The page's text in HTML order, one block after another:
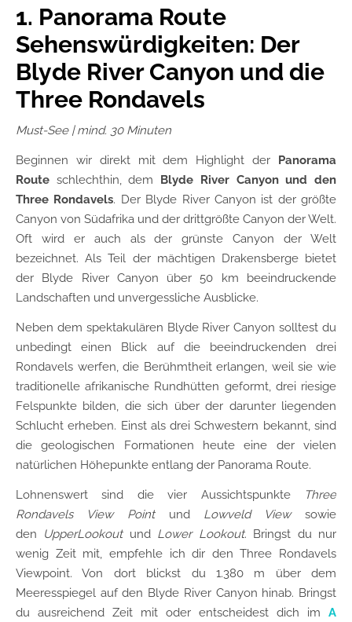
1. Panorama Route
Sehenswürdigkeiten: Der
Blyde River Canyon und die
Three Rondavels
Must-See | mind. 30 Minuten
Beginnen wir direkt mit dem Highlight der Panorama
Route schlechthin, dem Blyde River Canyon und den
Three Rondavels. Der Blyde River Canyon ist der größte
Canyon von Südafrika und der drittgrößte Canyon der Welt.
Oft wird er auch als der grünste Canyon der Welt
bezeichnet. Als Teil der mächtigen Drakensberge bietet
der Blyde River Canyon über 50 km beeindruckende
Landschaften und unvergessliche Ausblicke.
Neben dem spektakulären Blyde River Canyon solltest du
unbedingt einen Blick auf die beeindruckenden drei
Rondavels werfen, die Berühmtheit erlangen, weil sie wie
traditionelle afrikanische Rundhütten geformt, drei riesige
Felspunkte bilden, die sich über der darunter liegenden
Schlucht erheben. Einst als drei Schwestern bekannt, sind
die geologischen Formationen heute eine der vielen
natürlichen Höhepunkte entlang der Panorama Route.
Lohnenswert sind die vier Aussichtspunkte
Three
Rondavels View Pointund Lowveld Viewsowie
den UpperLookoutund Lower Lookout. Bringst du nur
wenig Zeit mit, empfehle ich dir den Three Rondavels
Viewpoint. Von dort blickst du 1.380 m über dem
Meeresspiegel auf den Blyde River Canyon hinab. Bringst
du ausreichend Zeit mit oder entscheidest dich im A